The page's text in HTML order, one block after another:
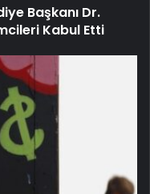
Başkanı Dr.
Kabul Etti